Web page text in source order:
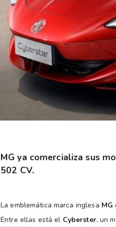
MG ya comercializa sus
502 CV.
La emblemática marca inglesa MG
Entre ellas está el Cyberster, un